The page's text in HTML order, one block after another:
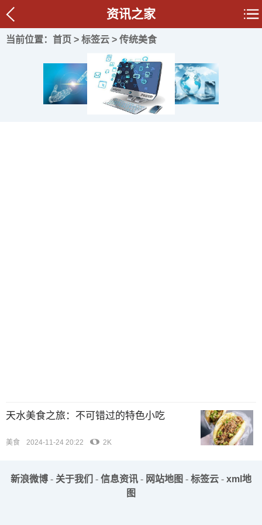
资讯之家
当前位置： 首页 > 标签云 > 传统美食
天水美食之旅：不可错过的特色小吃
美食 2024-11-24 20:22 2K
新浪微博 - 关于我们 - 信息资讯 - 网站地图 - 标签云 - xml地
图